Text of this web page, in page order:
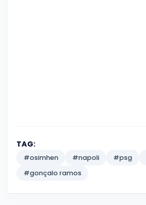
TAG:
#osimhen #napoli #psg
#gonçalo ramos